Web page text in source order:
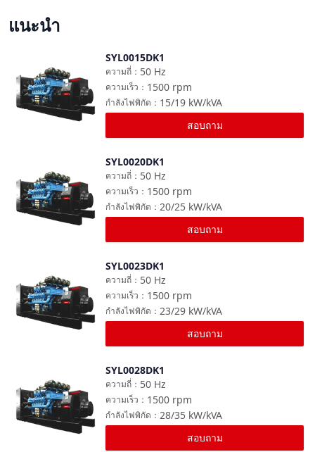
แนะนำ
SYL0015DK1
50 Hz
ความถี่ ：
1500 rpm
ความเร็ว ：
15/19 kW/kVA
กำลังไฟพิกัด ：
สอบถาม
SYL0020DK1
50 Hz
ความถี่ ：
1500 rpm
ความเร็ว ：
20/25 kW/kVA
กำลังไฟพิกัด ：
สอบถาม
SYL0023DK1
50 Hz
ความถี่ ：
1500 rpm
ความเร็ว ：
23/29 kW/kVA
กำลังไฟพิกัด ：
สอบถาม
SYL0028DK1
50 Hz
ความถี่ ：
1500 rpm
ความเร็ว ：
28/35 kW/kVA
กำลังไฟพิกัด ：
สอบถาม